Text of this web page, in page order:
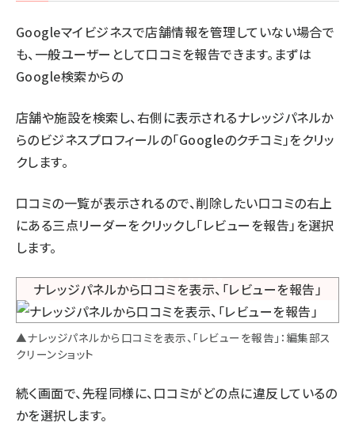
Googleマイビジネスで店舗情報を管理していない場合で
も、一般ユーザーとして口コミを報告できます。まずは
Google検索からの
店舗や施設を検索し、右側に表示されるナレッジパネルか
らのビジネスプロフィールの「Googleのクチコミ」をクリッ
クします。
口コミの一覧が表示されるので、削除したい口コミの右上
にある三点リーダーをクリックし「レビューを報告」を選択
します。
▲ナレッジパネルから口コミを表示、「レビューを報告」：編集部ス
クリーンショット
続く画面で、先程同様に、口コミがどの点に違反しているの
かを選択します。